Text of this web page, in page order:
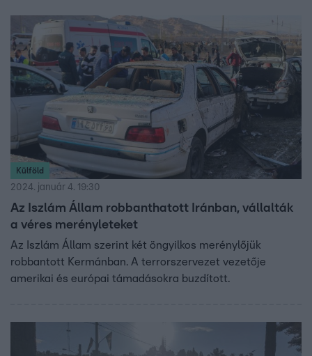
Külföld
2024. január 4. 19:30
Az Iszlám Állam robbanthatott Iránban, vállalták
a véres merényleteket
Az Iszlám Állam szerint két öngyilkos merénylőjük
robbantott Kermánban. A terrorszervezet vezetője
amerikai és európai támadásokra buzdított.